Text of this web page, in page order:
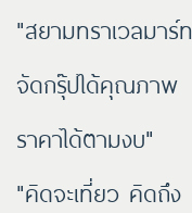
"สยามทราเวลมาร์ท
จัดกรุ๊ปได้คุณภาพ
ราคาได้ตามงบ"
"คิดจะเที่ยว คิดถึง